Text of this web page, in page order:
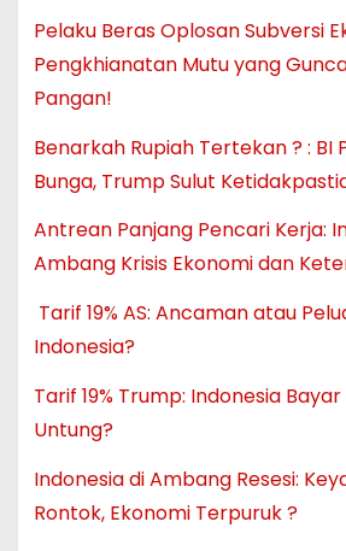
Pelaku Beras Oplosan Subversi
Pengkhianatan Mutu yang
Pangan!
Benarkah Rupiah Tertekan ? : BI
Bunga, Trump Sulut
Antrean Panjang Pencari Kerja:
Ambang Krisis Ekonomi dan
Tarif 19% AS: Ancaman atau
Indonesia?
Tarif 19% Trump: Indonesia
Untung?
Indonesia di Ambang Resesi:
Rontok, Ekonomi Terpuruk ?